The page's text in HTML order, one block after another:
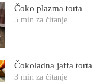
Čoko plazma torta
5 min za čitanje
Čokoladna jaffa torta
3 min za čitanje